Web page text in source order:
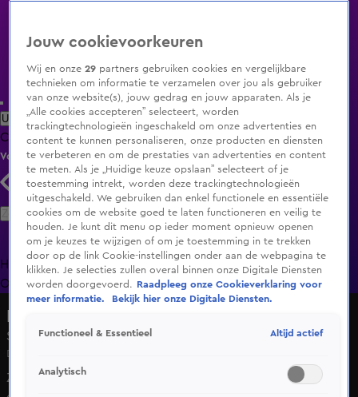
Uitzending Gemist Populaire programma's Zenders Genres
ClipsFilmsRadioSmart TV inlogShop
Volg KIJK
Zoeken
HomeUitzending Gemist Programma's De Bondgenoten
OranjezomerLivestreamsShop
Seizoen 2026, aflevering 162
Do 11 juni, 22:26
Zeeuws-Vlaanderen is geschokt door het dodelijke
Jouw cookievoorkeuren
Wij en onze29 partners gebruiken cookies en vergelijkbare
technieken om informatie te verzamelen over jou als gebruiker
van onze website(s), jouw gedrag en jouw apparaten. Als je
„Alle cookies accepteren” selecteert, worden
trackingtechnologieën ingeschakeld om onze advertenties en
content te kunnen personaliseren, onze producten en diensten
te verbeteren en om de prestaties van advertenties en content
te meten. Als je „Huidige keuze opslaan” selecteert of je
toestemming intrekt, worden deze trackingtechnologieën
uitgeschakeld. We gebruiken dan enkel functionele en essentiële
cookies om de website goed te laten functioneren en veilig te
houden. Je kunt dit menu op ieder moment opnieuw openen
om je keuzes te wijzigen of om je toestemming in te trekken
door op de link Cookie-instellingen onder aan de webpagina te
klikken. Je selecties zullen overal binnen onze Digitale Diensten
worden doorgevoerd.
Raadpleeg onze Cookieverklaring voor
meer informatie.
Bekijk hier onze Digitale Diensten.
Functioneel & Essentieel Altijd actief
Analytisch